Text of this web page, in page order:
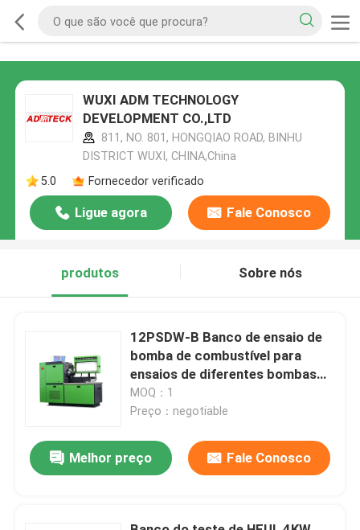
WUXI ADM TECHNOLOGY
DEVELOPMENT CO.,LTD
811, NO. 801, HONGQIAO ROAD, BINHU
DISTRICT WUXI, CHINA,China
5.0
Fornecedor verificado
Ligue agora Fale Conosco
produtos Sobre nós
12PSDW-B Banco de ensaio de
bomba de combustível para
ensaios de diferentes bombas
de combustível IP54
MOQ：1
Preço：negotiable
Melhor preço Fale Conosco